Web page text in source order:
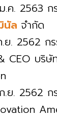
ค. 2563 ก
นัล จำกัด
ย. 2562 กร
CEO บริษั
.ย. 2562 ก